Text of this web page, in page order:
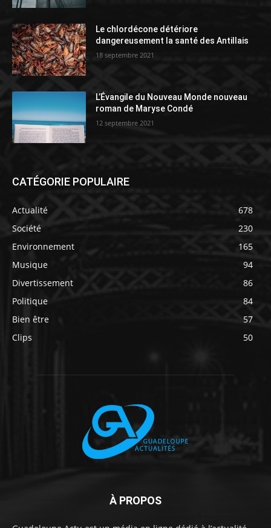
Le chlordécone détériore
dangereusement la santé des Antillais
18 septembre 2021
L’Évangile du Nouveau Monde nouveau
roman de Maryse Condé
12 septembre 2021
CATÉGORIE POPULAIRE
Actualité
678
Société
230
Environnement
165
Musique
94
Divertissement
86
Politique
84
Bien être
57
Clips
50
À PROPOS